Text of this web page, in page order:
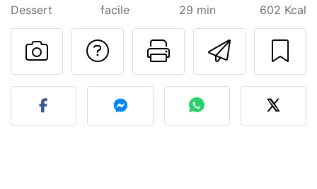
Dessert facile 29 min 602 Kcal
Imprimer
Poser une
Publier votre photo de